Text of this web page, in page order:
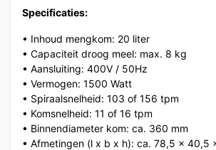
Specificaties:
• Inhoud mengkom: 20 liter
• Capaciteit droog meel: max. 8 kg
• Aansluiting: 400V / 50Hz
• Vermogen: 1500 Watt
• Spiraalsnelheid: 103 of 156 tpm
• Komsnelheid: 11 of 16 tpm
• Binnendiameter kom: ca. 360 mm
• Afmetingen (l x b x h): ca. 78,5 x 40,5